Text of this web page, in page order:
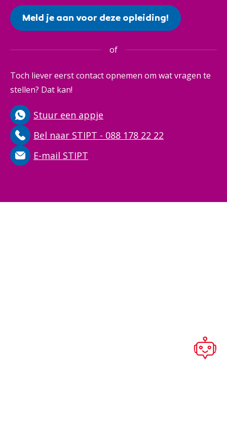
Meld je aan voor deze opleiding!
of
Toch liever eerst contact opnemen om wat vragen te
stellen? Dat kan!
Stuur een appje
Bel naar STIPT - 088 178 22 22
E-mail STIPT